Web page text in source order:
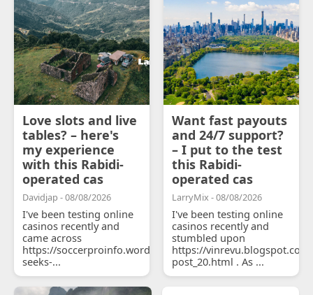
Love slots and live
tables? – here's
my experience
with this Rabidi-
operated cas
Davidjap - 08/08/2026
I've been testing online
casinos recently and
came across
https://soccerproinfo.wordpress.com/2026/07/11/courtois-
seeks-...
Want fast payouts
and 24/7 support?
– I put to the test
this Rabidi-
operated cas
LarryMix - 08/08/2026
I've been testing online
casinos recently and
stumbled upon
https://
post_20.html . As ...